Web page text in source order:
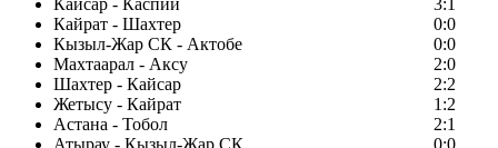
Кайсар - Каспий
3:1
Кайрат - Шахтер
0:0
Кызыл-Жар СК - Актобе
0:0
Махтаарал - Аксу
2:0
Шахтер - Кайсар
2:2
Жетысу - Кайрат
1:2
Астана - Тобол
2:1